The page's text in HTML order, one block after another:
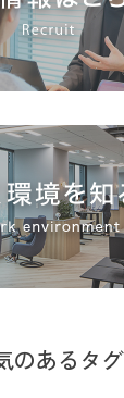
のあるタグ